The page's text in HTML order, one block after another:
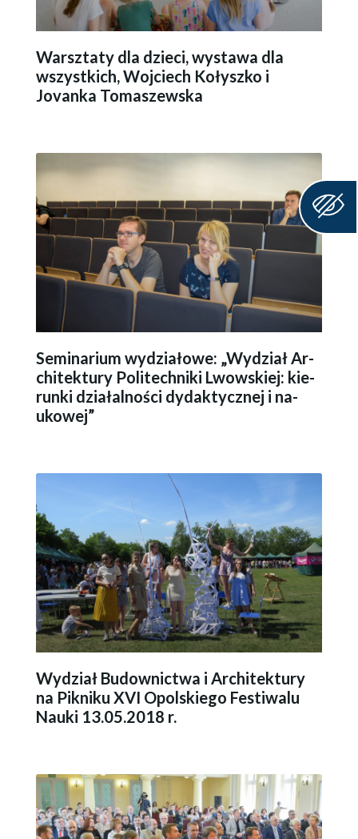
Warsztaty dla dzieci, wystawa dla
wszystkich, Wojciech Kołyszko i
Jovanka Tomaszewska
Seminarium wydziałowe: „Wy­dział Ar­
chi­tek­tu­ry Po­li­tech­ni­ki Lwow­skiej: kie­
run­ki dzia­łal­no­ści dy­dak­tycz­nej i na­
uko­wej”
Wydział Budownictwa i Architektury
na Pikniku XVI Opolskiego Festiwalu
Nauki 13.05.2018 r.